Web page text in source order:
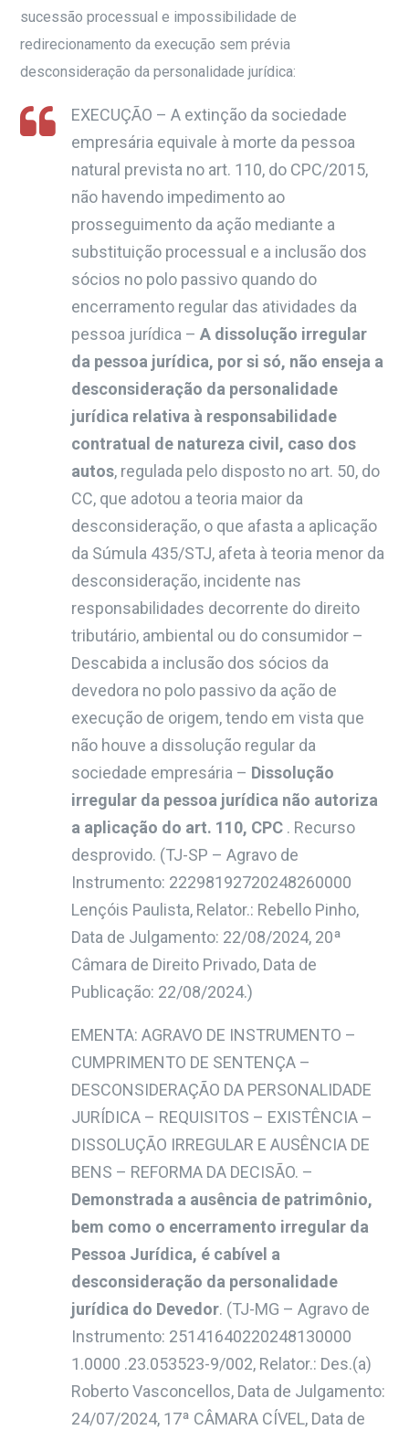
sucessão processual e impossibilidade de
redirecionamento da execução sem prévia
desconsideração da personalidade jurídica:
EXECUÇÃO – A extinção da sociedade
empresária equivale à morte da pessoa
natural prevista no art. 110, do CPC/2015,
não havendo impedimento ao
prosseguimento da ação mediante a
substituição processual e a inclusão dos
sócios no polo passivo quando do
encerramento regular das atividades da
pessoa jurídica – A dissolução irregular
da pessoa jurídica, por si só, não enseja a
desconsideração da personalidade
jurídica relativa à responsabilidade
contratual de natureza civil, caso dos
autos, regulada pelo disposto no art. 50, do
CC, que adotou a teoria maior da
desconsideração, o que afasta a aplicação
da Súmula 435/STJ, afeta à teoria menor da
desconsideração, incidente nas
responsabilidades decorrente do direito
tributário, ambiental ou do consumidor –
Descabida a inclusão dos sócios da
devedora no polo passivo da ação de
execução de origem, tendo em vista que
não houve a dissolução regular da
sociedade empresária – Dissolução
irregular da pessoa jurídica não autoriza
a aplicação do art. 110, CPC . Recurso
desprovido. (TJ-SP – Agravo de
Instrumento: 22298192720248260000
Lençóis Paulista, Relator.: Rebello Pinho,
Data de Julgamento: 22/08/2024, 20ª
Câmara de Direito Privado, Data de
Publicação: 22/08/2024.)
EMENTA: AGRAVO DE INSTRUMENTO –
CUMPRIMENTO DE SENTENÇA –
DESCONSIDERAÇÃO DA PERSONALIDADE
JURÍDICA – REQUISITOS – EXISTÊNCIA –
DISSOLUÇÃO IRREGULAR E AUSÊNCIA DE
BENS – REFORMA DA DECISÃO. –
Demonstrada a ausência de patrimônio,
bem como o encerramento irregular da
Pessoa Jurídica, é cabível a
desconsideração da personalidade
jurídica do Devedor. (TJ-MG – Agravo de
Instrumento: 25141640220248130000
1.0000 .23.053523-9/002, Relator.: Des.(a)
Roberto Vasconcellos, Data de Julgamento:
24/07/2024, 17ª CÂMARA CÍVEL, Data de